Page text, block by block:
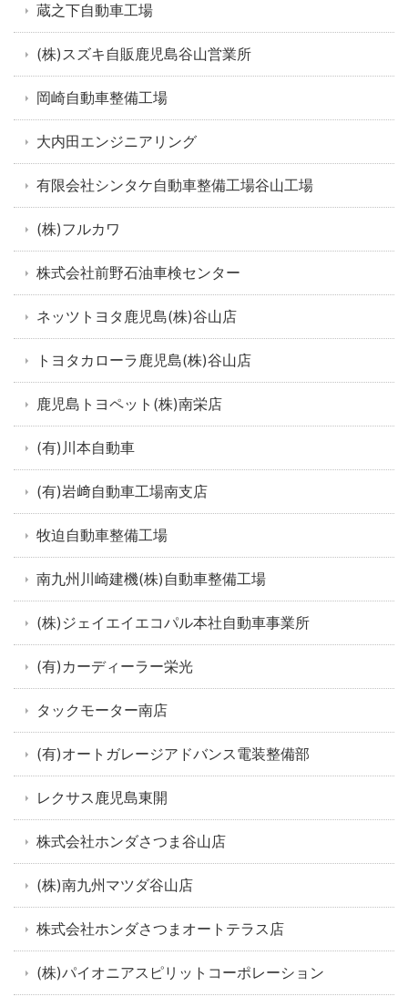
蔵之下自動車工場
(株)スズキ自販鹿児島谷山営業所
岡崎自動車整備工場
大内田エンジニアリング
有限会社シンタケ自動車整備工場谷山工場
(株)フルカワ
株式会社前野石油車検センター
ネッツトヨタ鹿児島(株)谷山店
トヨタカローラ鹿児島(株)谷山店
鹿児島トヨペット(株)南栄店
(有)川本自動車
(有)岩﨑自動車工場南支店
牧迫自動車整備工場
南九州川崎建機(株)自動車整備工場
(株)ジェイエイエコパル本社自動車事業所
(有)カーディーラー栄光
タックモーター南店
(有)オートガレージアドバンス電装整備部
レクサス鹿児島東開
株式会社ホンダさつま谷山店
(株)南九州マツダ谷山店
株式会社ホンダさつまオートテラス店
(株)パイオニアスピリットコーポレーション